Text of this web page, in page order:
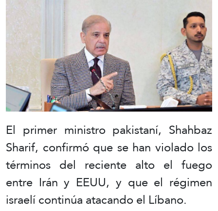
El primer ministro pakistaní, Shahbaz
Sharif, confirmó que se han violado los
términos del reciente alto el fuego
entre Irán y EEUU, y que el régimen
israelí continúa atacando el Líbano.